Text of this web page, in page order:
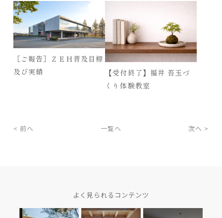
悔しないアルスホームの解
決策
［ご報告］ＺＥＨ普及目標
及び実績
【受付終了】福井 苔玉づ
くり体験教室
< 前へ 一覧へ 次へ >
よく見られるコンテンツ